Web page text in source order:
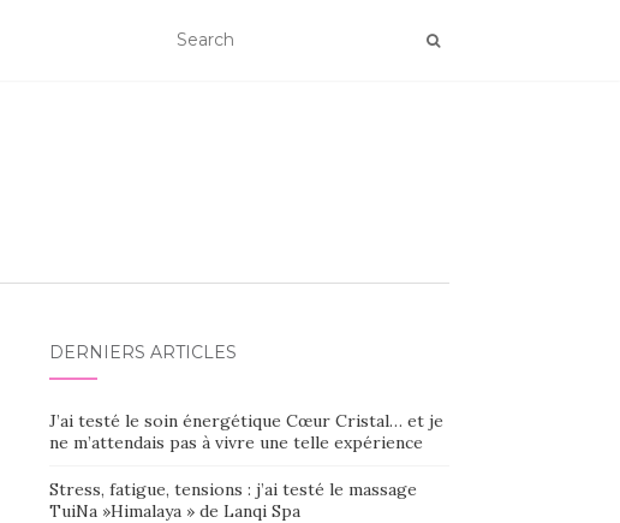
DERNIERS ARTICLES
J’ai testé le soin énergétique Cœur Cristal… et je
ne m’attendais pas à vivre une telle expérience
Stress, fatigue, tensions : j’ai testé le massage
TuiNa »Himalaya » de Lanqi Spa